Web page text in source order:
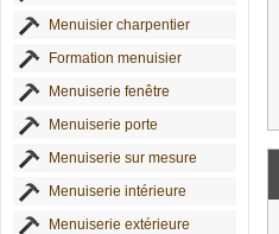
Menuisier charpentier
Formation menuisier
Menuiserie fenêtre
Menuiserie porte
Menuiserie sur mesure
Menuiserie intérieure
Menuiserie extérieure